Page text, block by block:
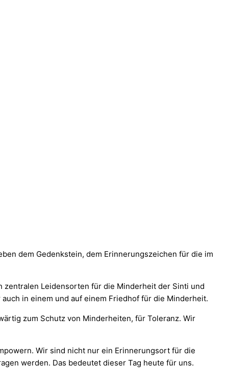
dem Gedenkstein, dem Erinnerungszeichen für die im
zentralen Leidensorten für die Minderheit der Sinti und
in einem und auf einem Friedhof für die Minderheit.
zum Schutz von Minderheiten, für Toleranz. Wir
Wir sind nicht nur ein Erinnerungsort für die
werden. Das bedeutet dieser Tag heute für uns.